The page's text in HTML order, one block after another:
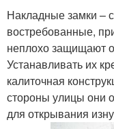
Накладные замки –
востребованные,
неплохо защищают
Устанавливать их
калиточная
стороны улицы они
для открывания